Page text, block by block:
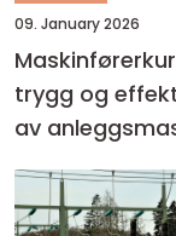
09. January 2026
Maskinførerkurs
trygg og
av